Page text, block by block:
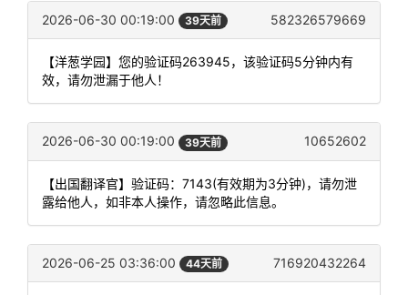
2026-06-30 00:19:00 39天前 582326579669
【洋葱学园】您的验证码263945，该验证码5分钟内有
效，请勿泄漏于他人！
2026-06-30 00:19:00 39天前 10652602
【出国翻译官】验证码：7143(有效期为3分钟)，请勿泄
露给他人，如非本人操作，请忽略此信息。
2026-06-25 03:36:00 44天前 716920432264